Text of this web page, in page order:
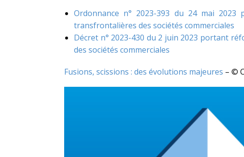
Ordonnance n° 2023-393 du 24 mai
transfrontalières des sociétés commerciales
Décret n° 2023-430 du 2 juin 2023 portant
des sociétés commerciales
Fusions, scissions : des évolutions majeures – ©